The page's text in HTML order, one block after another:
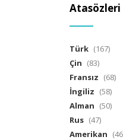
Atasözleri
Türk (167)
Çin (83)
Fransız (68)
İngiliz (58)
Alman (50)
Rus (47)
Amerikan